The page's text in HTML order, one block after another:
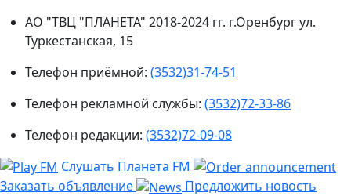
АО "ТВЦ "ПЛАНЕТА" 2018-2024 гг. г.Оренбург ул.
Туркестанская, 15
Телефон приёмной: (3532)31-74-51
Телефон рекламной службы: (3532)72-33-86
Телефон редакции: (3532)72-09-08
Слушать Планета FM
Заказать объявление
Предложить новость